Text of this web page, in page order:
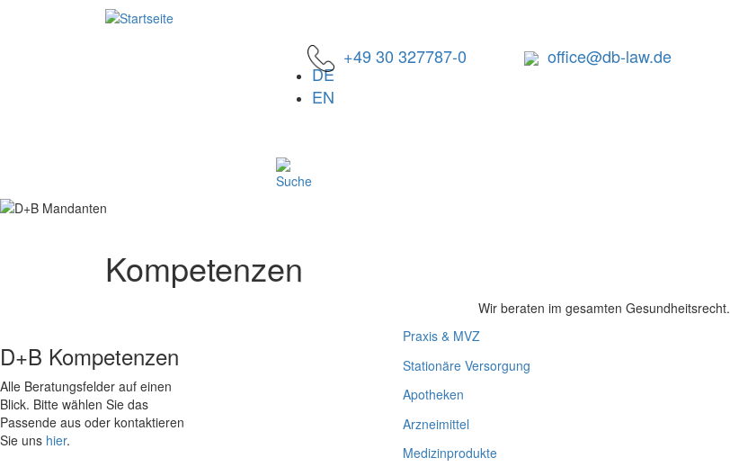
+49 30 327787-0 office@db-law.de
DE
EN
Kompetenzen
Wir beraten im gesamten Gesundheitsrecht.
D+B Kompetenzen
Alle Beratungsfelder auf einen
Blick. Bitte wählen Sie das
Passende aus oder kontaktieren
Sie uns hier.
Praxis & MVZ
Stationäre Versorgung
Apotheken
Arzneimittel
Medizinprodukte